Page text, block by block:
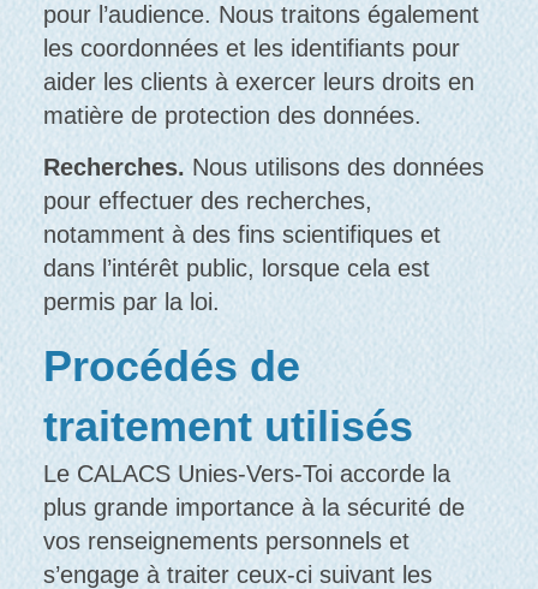
pour l’audience. Nous traitons également
les coordonnées et les identifiants pour
aider les clients à exercer leurs droits en
matière de protection des données.
Recherches. Nous utilisons des données
pour effectuer des recherches,
notamment à des fins scientifiques et
dans l’intérêt public, lorsque cela est
permis par la loi.
Procédés de
traitement utilisés
Le CALACS Unies-Vers-Toi accorde la
plus grande importance à la sécurité de
vos renseignements personnels et
s’engage à traiter ceux-ci suivant les